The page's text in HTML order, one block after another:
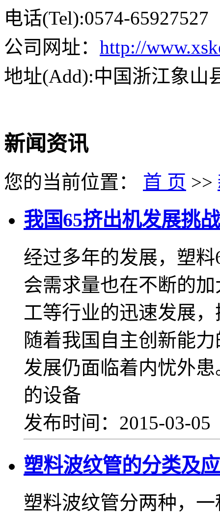
电话(Tel):0574-65927527
公司网址： http://
地址(Add):中国浙江象山
新闻资讯
您的当前位置： 首 页 >>
我国65挤出机发展挑
经过多年的发展，塑
会需求量也在不断的
工等行业的迅速发展
随着我国自主创新能
发展仍面临着内忧
的设备
发布时间：2015-03-
塑料波纹管的分类及
塑料波纹管分两种，